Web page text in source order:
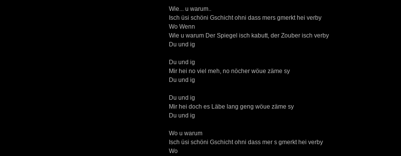
Wie... u warum..
Isch üsi schöni Gschicht ohni dass mers gmerkt hei verby
Wo Wenn
Wie u warum Der Spiegel isch kabutt, der Zouber isch verby
Du und ig
Du und ig
Mir hei no viel meh, no nöcher wöue zäme sy
Du und ig
Du und ig
Mir hei doch es Läbe lang geng wöue zäme sy
Du und ig
Wo u warum
Isch üsi schöni Gschicht ohni dass mer s gmerkt hei verby
Wo